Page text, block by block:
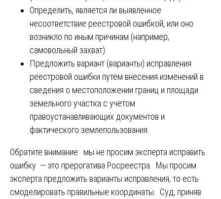
Определить, является ли выявленное
несоответствие реестровой ошибкой, или оно
возникло по иным причинам (например,
самовольный захват).
Предложить вариант (варианты) исправления
реестровой ошибки путем внесения изменений в
сведения о местоположении границ и площади
земельного участка с учетом
правоустанавливающих документов и
фактического землепользования.
Обратите внимание: мы не просим эксперта исправить
ошибку — это прерогатива Росреестра. Мы просим
эксперта предложить варианты исправления, то есть
смоделировать правильные координаты. Суд, приняв